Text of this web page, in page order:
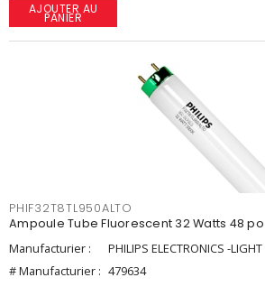
AJOUTER AU
PANIER
PHIF32T8TL950ALTO
Ampoule Tube Fluorescent 32 Watts 48 po
Manufacturier :
PHILIPS ELECTRONICS -LIGHT
# Manufacturier : 479634